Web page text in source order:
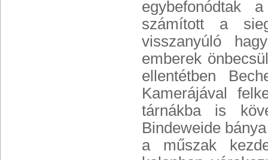
egybefonódtak
számított a
visszanyúló
emberek
ellentétben
Kamerájával
tárnákba is
Bindeweide
a műszak